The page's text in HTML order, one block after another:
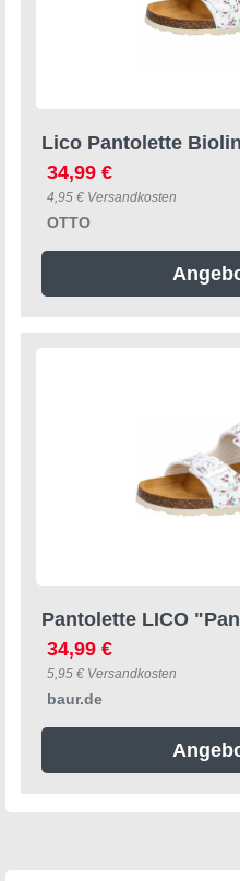
Lico Pantolette
34,99 €
4,95 € Versandkosten
OTTO
34,99 €
5,95 € Versandkosten
baur.de